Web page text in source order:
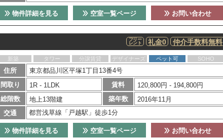
お問い合わせ
空室一覧ページ
物件詳細を見る
仲介手数料無料
礼金0
フリー
レント
新築 タワー 分譲賃貸 デザイナーズ ペット可 SOHO
住所
東京都品川区平塚1丁目13番4号
間取り
1R - 1LDK 賃料
120,800円 - 194,800円
総階数
地上13階建 築年数
2016年11月
交通
都営浅草線「戸越駅」徒歩1分
お問い合わせ
空室一覧ページ
物件詳細を見る